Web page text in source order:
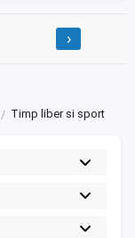
›
Timp liber si sport